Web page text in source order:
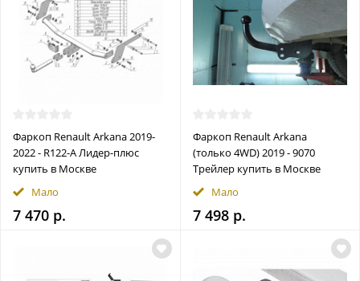
Фаркоп Renault Arkana 2019-
2022 - R122-A Лидер-плюс
купить в Москве
Мало
7 470 р.
Фаркоп Renault Arkana
(только 4WD) 2019 - 9070
Трейлер купить в Москве
Мало
7 498 р.